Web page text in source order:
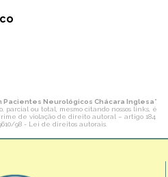
Pacientes Neurológicos Chácara Inglesa"
parcial ou total, mesmo citando nossos links, é
de violação de direito autoral – artigo 184
98 - Lei de direitos autorais.